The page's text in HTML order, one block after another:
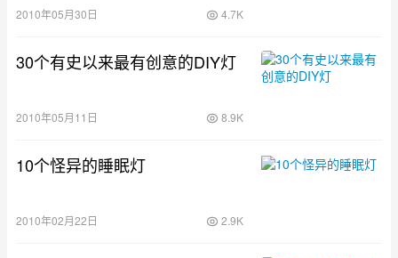
2010年05月30日 4.7K
30个有史以来最有创意的DIY灯
2010年05月11日 8.9K
10个怪异的睡眠灯
2010年02月22日 2.9K